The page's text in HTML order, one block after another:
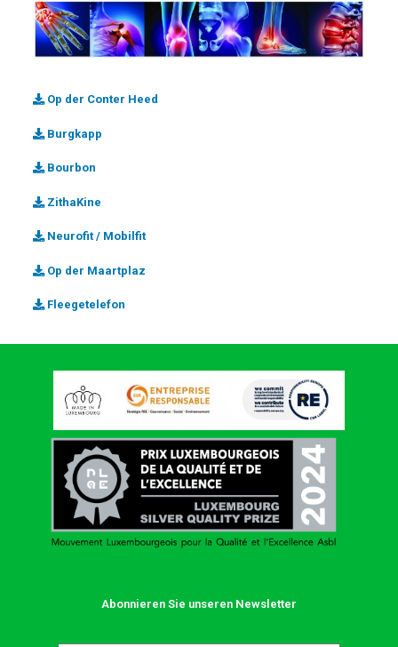
Op der Conter Heed
Burgkapp
Bourbon
ZithaKine
Neurofit / Mobilfit
Op der Maartplaz
Fleegetelefon
Abonnieren Sie unseren Newsletter